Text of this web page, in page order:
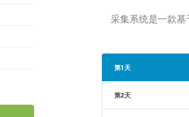
采集系统是一款基
第1天
第2天